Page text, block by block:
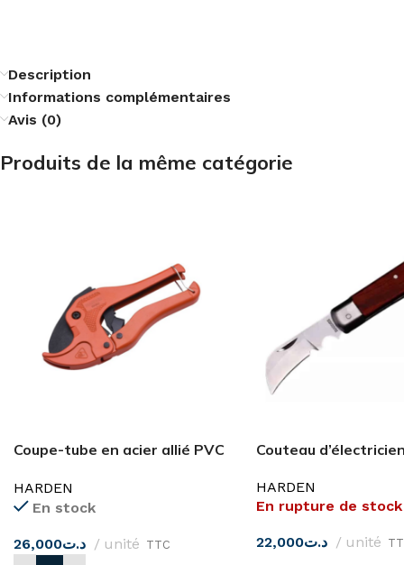
Description
Informations complémentaires
Avis (0)
Produits de la même catégorie
Coupe-tube en acier allié PVC
HARDEN
En stock
د.ت26,000 unité TTC
Couteau
HARDEN
En rupture de stock
د.ت22,000 unité